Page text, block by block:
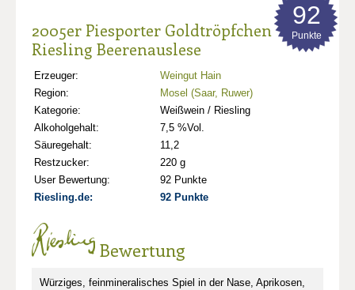
2005er Piesporter Goldtröpfchen
Riesling Beerenauslese
Erzeuger:
Weingut Hain
Region:
Mosel (Saar, Ruwer)
Kategorie:
Weißwein / Riesling
Alkoholgehalt:
7,5 %Vol.
Säuregehalt:
11,2
Restzucker:
220 g
User Bewertung:
92 Punkte
Riesling.de:
92 Punkte
92
Punkte
Bewertung
Würziges, feinmineralisches Spiel in der Nase, Aprikosen,